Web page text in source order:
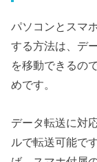
パソコンとスマ
する方法は、デ
を移動できるの
めです。
データ転送に対
ルで転送可能で